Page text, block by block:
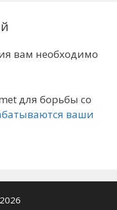
вам необходимо
для борьбы со
ваши